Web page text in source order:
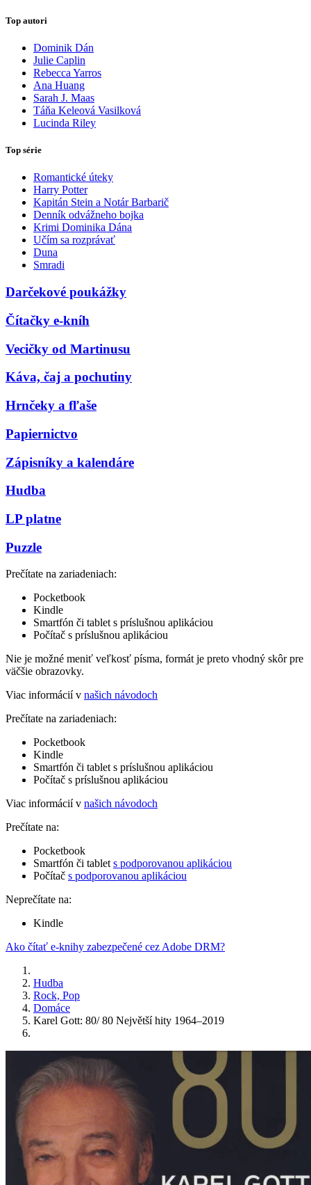
Top autori
Dominik Dán
Julie Caplin
Rebecca Yarros
Ana Huang
Sarah J. Maas
Táňa Keleová Vasilková
Lucinda Riley
Top série
Romantické úteky
Harry Potter
Kapitán Stein a Notár Barbarič
Denník odvážneho bojka
Krimi Dominika Dána
Učím sa rozprávať
Duna
Smradi
Darčekové poukážky
Čítačky e-kníh
Vecičky od Martinusu
Káva, čaj a pochutiny
Hrnčeky a fľaše
Papiernictvo
Zápisníky a kalendáre
Hudba
LP platne
Puzzle
Prečítate na zariadeniach:
Pocketbook
Kindle
Smartfón či tablet s príslušnou aplikáciou
Počítač s príslušnou aplikáciou
Nie je možné meniť veľkosť písma, formát je preto vhodný skôr pre
väčšie obrazovky.
Viac informácií v našich návodoch
Prečítate na zariadeniach:
Pocketbook
Kindle
Smartfón či tablet s príslušnou aplikáciou
Počítač s príslušnou aplikáciou
Viac informácií v našich návodoch
Prečítate na:
Pocketbook
Smartfón či tablet s podporovanou aplikáciou
Počítač s podporovanou aplikáciou
Neprečítate na:
Kindle
Ako čítať e-knihy zabezpečené cez Adobe DRM?
Hudba
Rock, Pop
Domáce
Karel Gott: 80/ 80 Největší hity 1964–2019